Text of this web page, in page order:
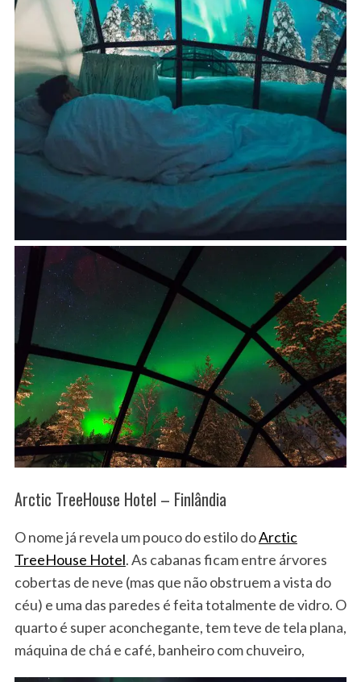
Arctic TreeHouse Hotel – Finlândia
O nome já revela um pouco do estilo doArctic
TreeHouse Hotel. As cabanas ficam entre árvores
cobertas de neve (mas que não obstruem a vista do
céu) e uma das paredes é feita totalmente de vidro. O
quarto é super aconchegante, tem teve de tela plana,
máquina de chá e café, banheiro com chuveiro,